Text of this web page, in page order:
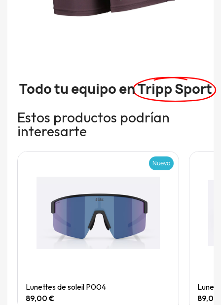
Todo tu equipo enTripp Sport
Estos productos podrían
interesarte
Quick View
Nuevo
Lunettes de soleil P004
89,00 €
89,00